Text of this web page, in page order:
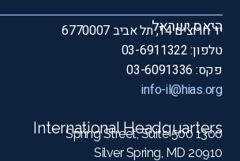
היאס ישראל
יד חרוצים 14, תל אביב 6770007
טלפון: 03-6911322
פקס: 03-6091336
info-il@hias.org
International Headquarters
1300 Spring Street, Suite 500
Silver Spring, MD 20910